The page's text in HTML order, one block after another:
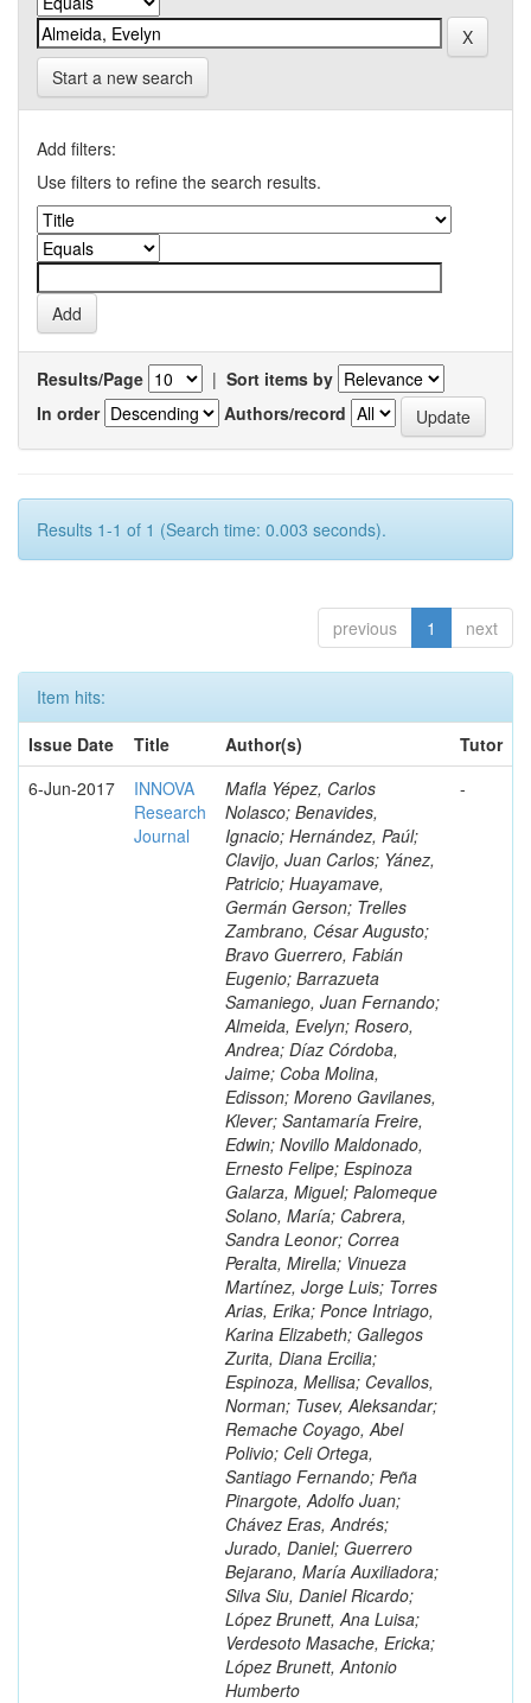
Start a new search
Add filters:
Use filters to refine the search results.
Results/Page | Sort items by
In order
Authors/record
Results 1-1 of 1 (Search time: 0.003 seconds).
previous 1 next
Item hits:
Issue Date
Title Author(s)
Tutor
6-Jun-2017
INNOVA
Research
Journal
Mafla Yépez, Carlos
Nolasco; Benavides,
Ignacio; Hernández, Paúl;
Clavijo, Juan Carlos; Yánez,
Patricio; Huayamave,
Germán Gerson; Trelles
Zambrano, César Augusto;
Bravo Guerrero, Fabián
Eugenio; Barrazueta
Samaniego, Juan Fernando;
Almeida, Evelyn; Rosero,
Andrea; Díaz Córdoba,
Jaime; Coba Molina,
Edisson; Moreno Gavilanes,
Klever; Santamaría Freire,
Edwin; Novillo Maldonado,
Ernesto Felipe; Espinoza
Galarza, Miguel; Palomeque
Solano, María; Cabrera,
Sandra Leonor; Correa
Peralta, Mirella; Vinueza
Martínez, Jorge Luis; Torres
Arias, Erika; Ponce Intriago,
Karina Elizabeth; Gallegos
Zurita, Diana Ercilia;
Espinoza, Mellisa; Cevallos,
Norman; Tusev, Aleksandar;
Remache Coyago, Abel
Polivio; Celi Ortega,
Santiago Fernando; Peña
Pinargote, Adolfo Juan;
Chávez Eras, Andrés;
Jurado, Daniel; Guerrero
Bejarano, María Auxiliadora;
Silva Siu, Daniel Ricardo;
López Brunett, Ana Luisa;
Verdesoto Masache, Ericka;
López Brunett, Antonio
Humberto
-